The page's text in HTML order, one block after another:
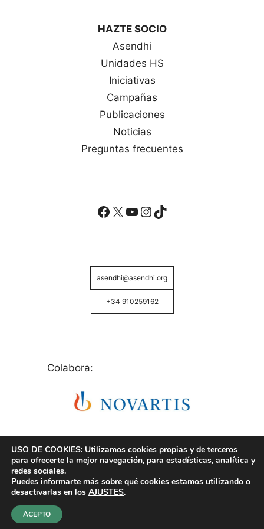
HAZTE SOCIO
Asendhi
Unidades HS
Iniciativas
Campañas
Publicaciones
Noticias
Preguntas frecuentes
Facebook
X YouTube
Instagram
TikTok
asendhi@asendhi.org
+34 910259162
Colabora:
© Copyright 2026 ASENDHI - Asociación de Enfermos
USO DE COOKIES: Utilizamos cookies propias y de terceros
para ofrecerte la mejor navegación, para estadísticas, analítica y
redes sociales.
Puedes informarte más sobre qué cookies estamos utilizando o
desactivarlas en los AJUSTES.
ACEPTO